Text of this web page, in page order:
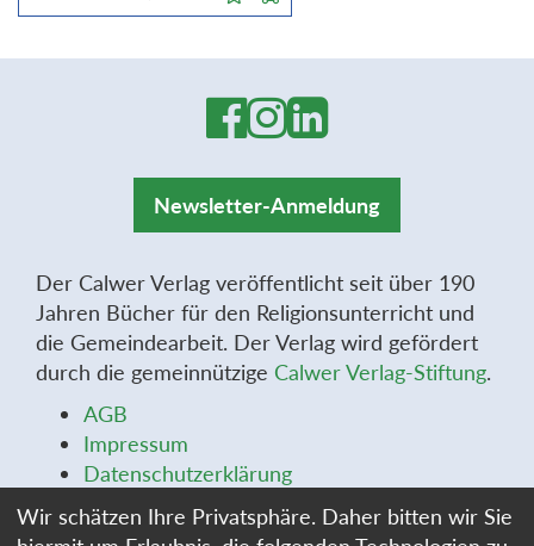
Newsletter-Anmeldung
Der Calwer Verlag veröffentlicht seit über 190
Jahren Bücher für den Religionsunterricht und
die Gemeindearbeit. Der Verlag wird gefördert
durch die gemeinnützige Calwer Verlag-Stiftung.
AGB
Impressum
Datenschutzerklärung
Widerrufsbelehrung
Widerrufsformular
Wir schätzen Ihre Privatsphäre. Daher bitten wir Sie